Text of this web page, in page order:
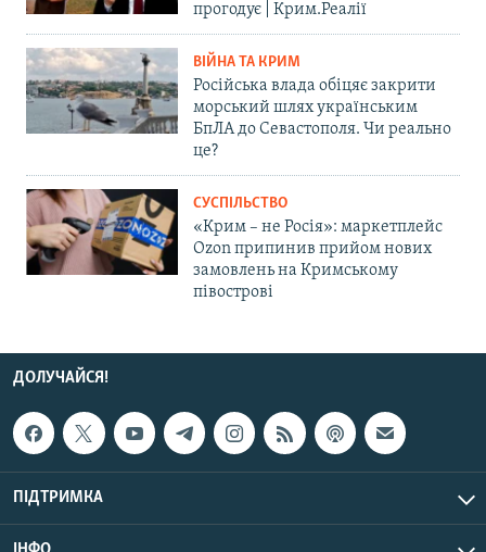
прогодує | Крим.Реалії
ВІЙНА ТА КРИМ
Російська влада обіцяє закрити
морський шлях українським
БпЛА до Севастополя. Чи реально
це?
СУСПІЛЬСТВО
«Крим – не Росія»: маркетплейс
Ozon припинив прийом нових
замовлень на Кримському
півострові
ДОЛУЧАЙСЯ!
ПІДТРИМКА